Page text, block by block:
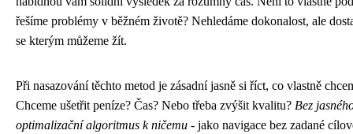
řešíme problémy v běžném životě? Nehledáme dokonalost, ale
se kterým můžeme žít.
Při nasazování těchto metod je zásadní jasně si říct, co vlastně
Chceme ušetřit peníze? Čas? Nebo třeba zvýšit kvalitu? Bez
optimalizační algoritmus k ničemu - jako navigace bez zadané